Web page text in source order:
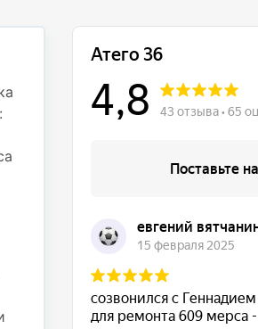
деталям
Недавно обращался в
частью. При
вибрация на рулевом
подвески — пришлось
также провести
Работы были
использовали
выполненные работы.